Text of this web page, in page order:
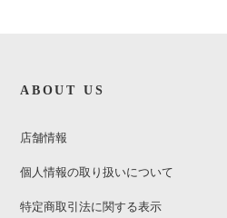
ABOUT US
店舗情報
個人情報の取り扱いについて
特定商取引法に関する表示